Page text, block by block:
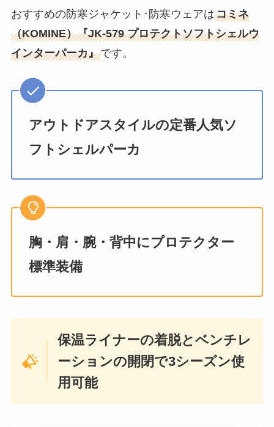
おすすめの防寒ジャケット･防寒ウェアはコミネ
（KOMINE）『JK-579 プロテクトソフトシェルウ
インターパーカ』です。
アウトドアスタイルの定番人気ソ
フトシェルパーカ
胸・肩・腕・背中にプロテクター
標準装備
保温ライナーの着脱とベンチレ
ーションの開閉で3シーズン使
用可能